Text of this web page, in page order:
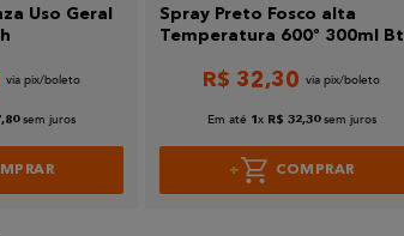
Uso Geral
,80 sem juros
Spray Preto Fosco alta
Temperatura 600º 300ml Bt
R$ 32,30
Em até 1 x R$ 32,30 sem juros
COMPRAR